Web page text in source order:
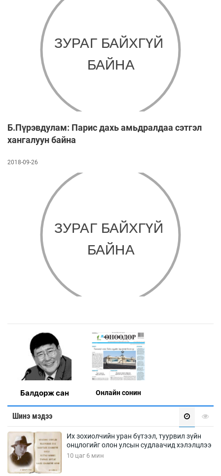
Б.Пүрэвдулам: Парис дахь амьдралдаа сэтгэл
хангалуун байна
2018-09-26
Балдорж сан Онлaйн сонин
Шинэ мэдээ
Их зохиолчийн уран бүтээл, туурвил зүйн
онцлогийг олон улсын судлаачид хэлэлцлээ
10 цаг 6 мин